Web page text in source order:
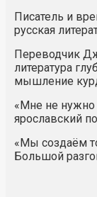
Писатель и
русская
Переводчик
литература
мышление
«Мне не нужно
ярославский
«Мы создаём
Большой